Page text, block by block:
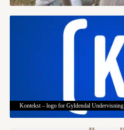
Kontekst – logo for Gyldendal Undervisning